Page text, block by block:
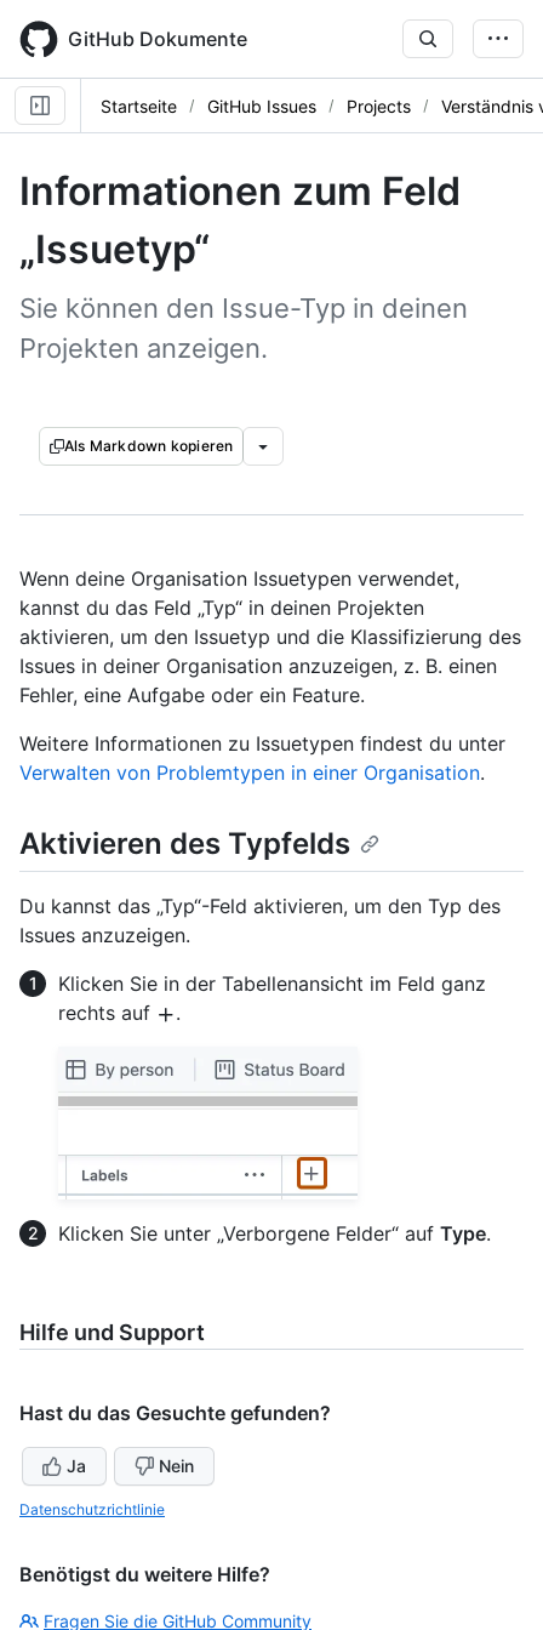
main
content
GitHub Dokumente
Startseite GitHub Issues Projects Verständnis
Informationen zum Feld
„Issuetyp“
Sie können den Issue-Typ in deinen
Projekten anzeigen.
Als Markdown kopieren
Wenn deine Organisation Issuetypen verwendet,
kannst du das Feld „Typ“ in deinen Projekten
aktivieren, um den Issuetyp und die Klassifizierung des
Issues in deiner Organisation anzuzeigen, z. B. einen
Fehler, eine Aufgabe oder ein Feature.
Weitere Informationen zu Issuetypen findest du unter
Verwalten von Problemtypen in einer Organisation.
Aktivieren des Typfelds
Du kannst das „Typ“-Feld aktivieren, um den Typ des
Issues anzuzeigen.
Klicken Sie in der Tabellenansicht im Feld ganz
rechts auf
.
Klicken Sie unter „Verborgene Felder“ auf Type.
Hilfe und Support
Hast du das Gesuchte gefunden?
Ja Nein
Datenschutzrichtlinie
Benötigst du weitere Hilfe?
Fragen Sie die GitHub Community